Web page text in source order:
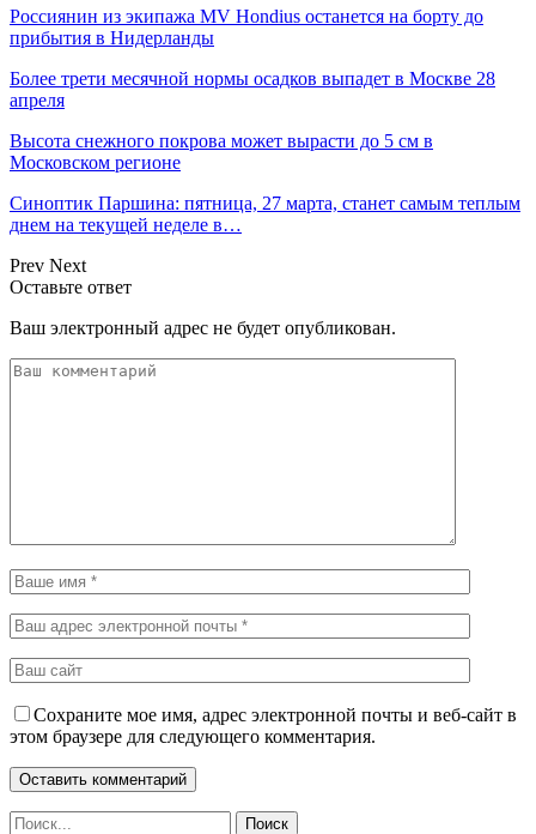
Россиянин из экипажа MV Hondius останется на борту до
прибытия в Нидерланды
Более трети месячной нормы осадков выпадет в Москве 28
апреля
Высота снежного покрова может вырасти до 5 см в
Московском регионе
Синоптик Паршина: пятница, 27 марта, станет самым теплым
днем на текущей неделе в…
Prev Next
Оставьте ответ
Ваш электронный адрес не будет опубликован.
Сохраните мое имя, адрес электронной почты и веб-сайт в
этом браузере для следующего комментария.